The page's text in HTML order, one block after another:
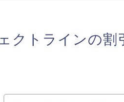
クトラインの割